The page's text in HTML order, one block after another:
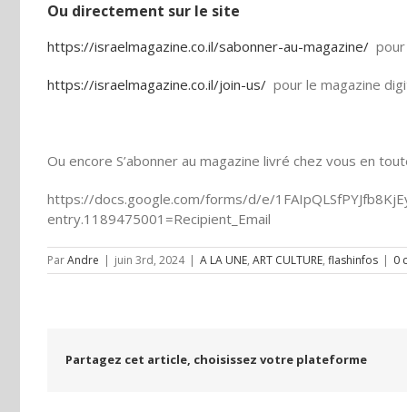
Ou directement sur le site
https://israelmagazine.co.il/sabonner-au-magazine/
https://israelmagazine.co.il/join-us/ pour le magazine
Ou encore S’abonner au magazine livré chez vous en
https://docs.google.com/forms/d/e/
entry.1189475001=Recipient_Email
ParAndre | juin 3rd, 2024 | A LA UNE, ART CULTURE, flashinfos | 0
Partagez cet article, choisissez votre plateforme